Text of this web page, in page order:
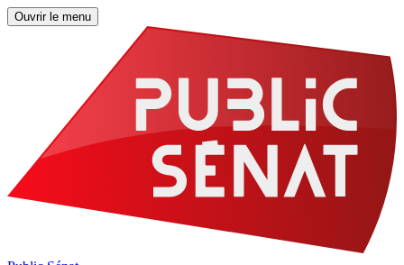
Ouvrir le menu